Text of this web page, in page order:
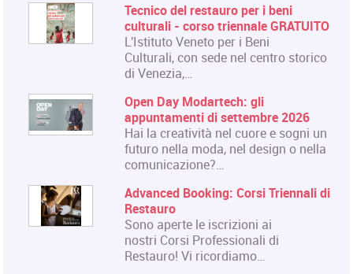
Tecnico del restauro per i beni
culturali - corso triennale GRATUITO
L'Istituto Veneto per i Beni
Culturali, con sede nel centro storico
di Venezia,…
Open Day Modartech: gli
appuntamenti di settembre 2026
Hai la creatività nel cuore e sogni un
futuro nella moda, nel design o nella
comunicazione?…
Advanced Booking: Corsi Triennali di
Restauro
Sono aperte le iscrizioni ai
nostri Corsi Professionali di
Restauro! Vi ricordiamo…